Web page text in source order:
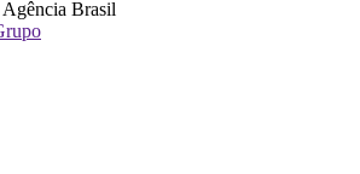
Agência Brasil